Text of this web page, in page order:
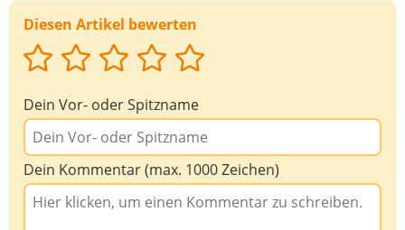
Diesen Artikel bewerten
Dein Vor- oder Spitzname
Dein Kommentar (max. 1000 Zeichen)